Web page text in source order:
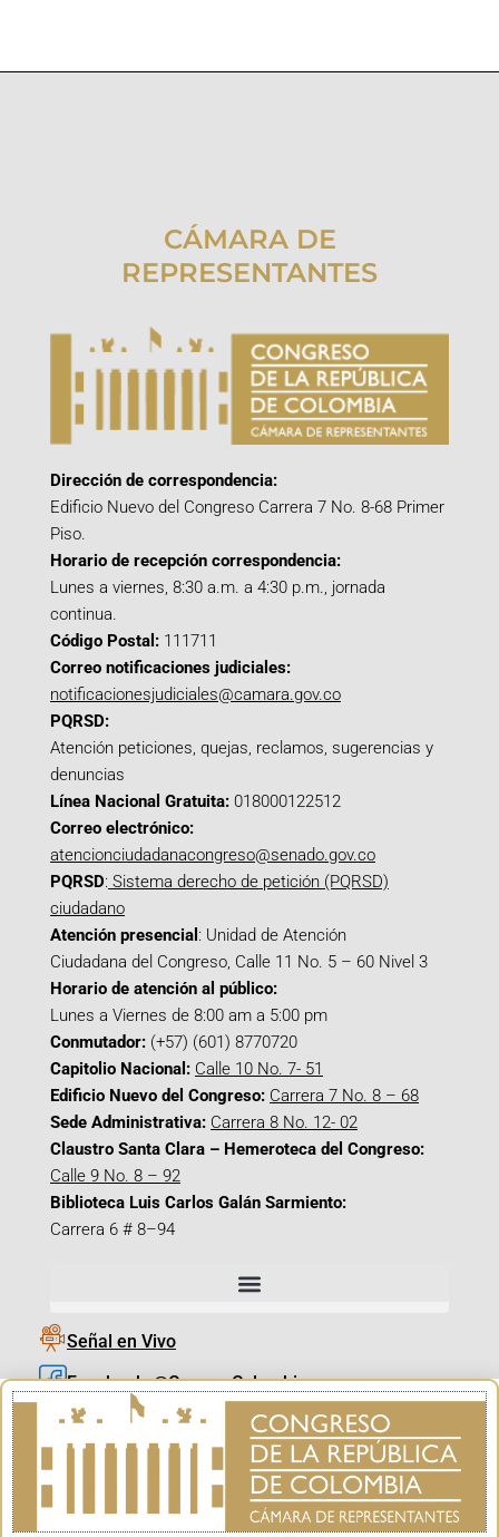
CÁMARA DE
REPRESENTANTES
Dirección de correspondencia:
Edificio Nuevo del Congreso Carrera 7 No. 8-68 Primer
Piso.
Horario de recepción correspondencia:
Lunes a viernes, 8:30 a.m. a 4:30 p.m., jornada
continua.
Código Postal: 111711
Correo notificaciones judiciales:
notificacionesjudiciales@camara.gov.co
PQRSD:
Atención peticiones, quejas, reclamos, sugerencias y
denuncias
Línea Nacional Gratuita: 018000122512
Correo electrónico:
atencionciudadanacongreso@senado.gov.co
PQRSD: Sistema derecho de petición (PQRSD)
ciudadano
Atención presencial : Unidad de Atención
Ciudadana del Congreso, Calle 11 No. 5 – 60 Nivel 3
Horario de atención al público:
Lunes a Viernes de 8:00 am a 5:00 pm
Conmutador: (+57) (601) 8770720
Capitolio Nacional: Calle 10 No. 7- 51
Edificio Nuevo del Congreso: Carrera 7 No. 8 – 68
Sede Administrativa: Carrera 8 No. 12- 02
Claustro Santa Clara – Hemeroteca del Congreso:
Calle 9 No. 8 – 92
Biblioteca Luis Carlos Galán Sarmiento:
Carrera 6 # 8–94
Señal en Vivo
Facebook_@CamaraColombia
Instagram_@CamaraColombia
X_@CamaraColombia
Youtube_@CamaraColombia